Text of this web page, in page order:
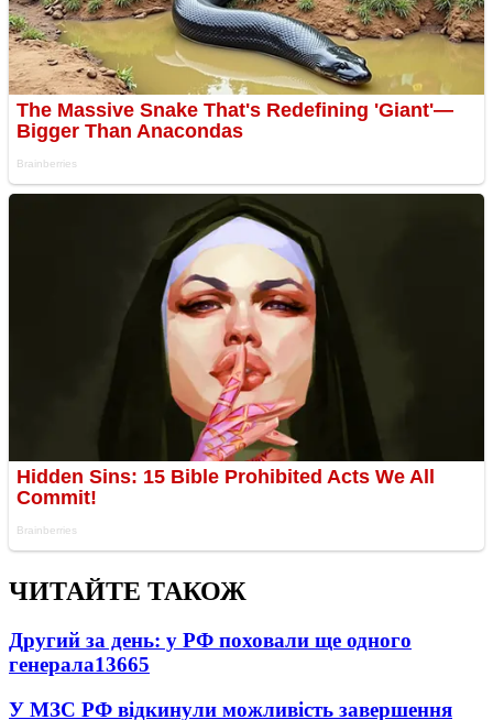
ЧИТАЙТЕ ТАКОЖ
Другий за день: у РФ поховали ще одного
генерала13665
У МЗС РФ відкинули можливість завершення